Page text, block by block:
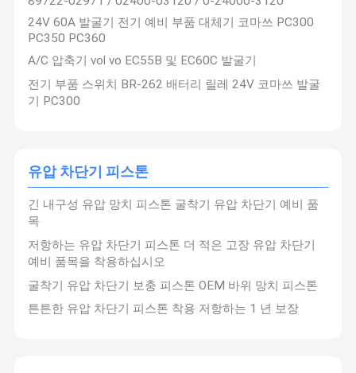
굴삭기 유압 실린더
굴삭기 씰 키트
유압 차단기 부품
발굴기 전기 부품
유압 차단기 피스톤
유압 차단기 씰 키트
수압 차단기 나사
24V 60A 발굴기 전기 예비 부품 대체기 코마쓰 PC300
PC350 PC360
A/C 압축기 vol vo EC55B 및 EC60C 발굴기
전기 부품 스위치 BR-262 배터리 릴레 24V 코마쓰 발굴
기 PC300
유압 차단기 피스톤
긴 내구성 유압 망치 피스톤 굴착기 유압 차단기 예비 품
목
저항하는 유압 차단기 피스톤 더 적은 고장 유압 차단기
예비 품목을 착용하십시오
굴착기 유압 차단기 보충 피스톤 OEM 바위 망치 피스톤
튼튼한 유압 차단기 피스톤 착용 저항하는 1 년 보장